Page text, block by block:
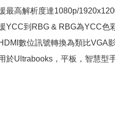
最高解析度達1080p/
YCC到RBG & RBG為YCC色
數位訊號轉換為類比VGA
於Ultrabooks，平板，智慧型